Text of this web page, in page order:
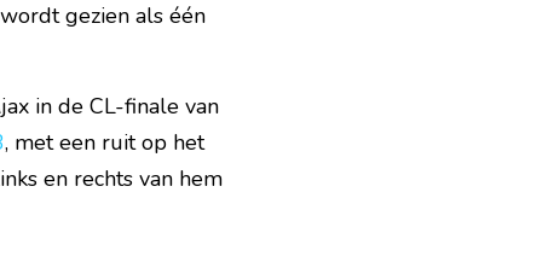
gezien als één
in de CL-finale van
, met een ruit op het
en rechts van hem